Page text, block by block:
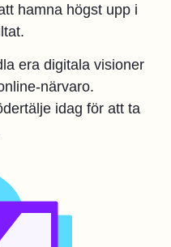
hamna högst upp i
era digitala visioner
närvaro.
idag för att ta